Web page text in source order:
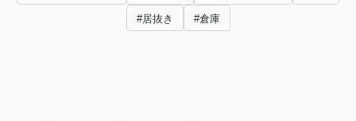
#居抜き #倉庫